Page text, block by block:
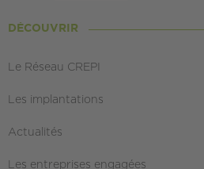
DÉCOUVRIR
Le Réseau CREPI
Les implantations
Actualités
Les entreprises engagées